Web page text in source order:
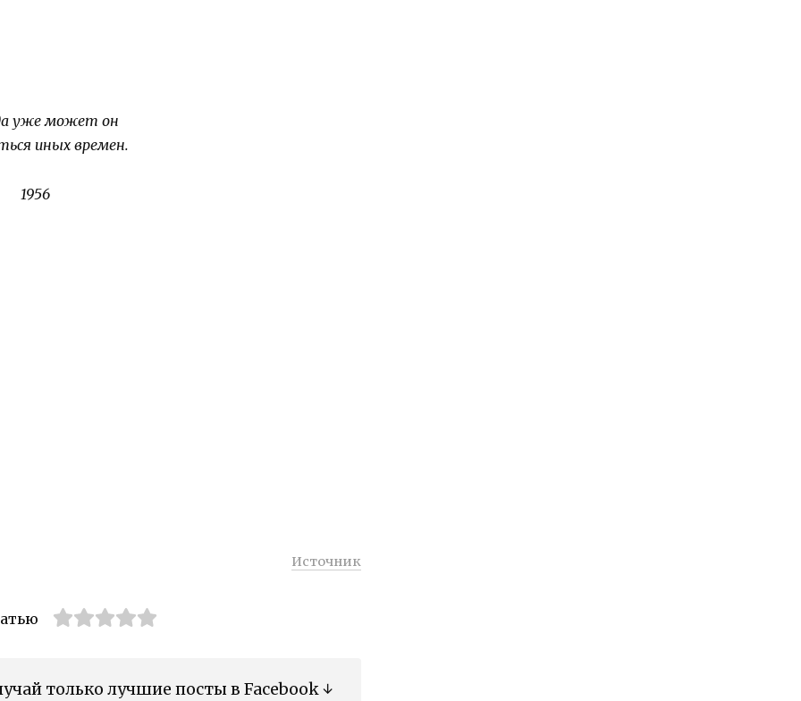
уже может он
иных времен.
1956
Источник
только лучшие посты в Facebook ↓